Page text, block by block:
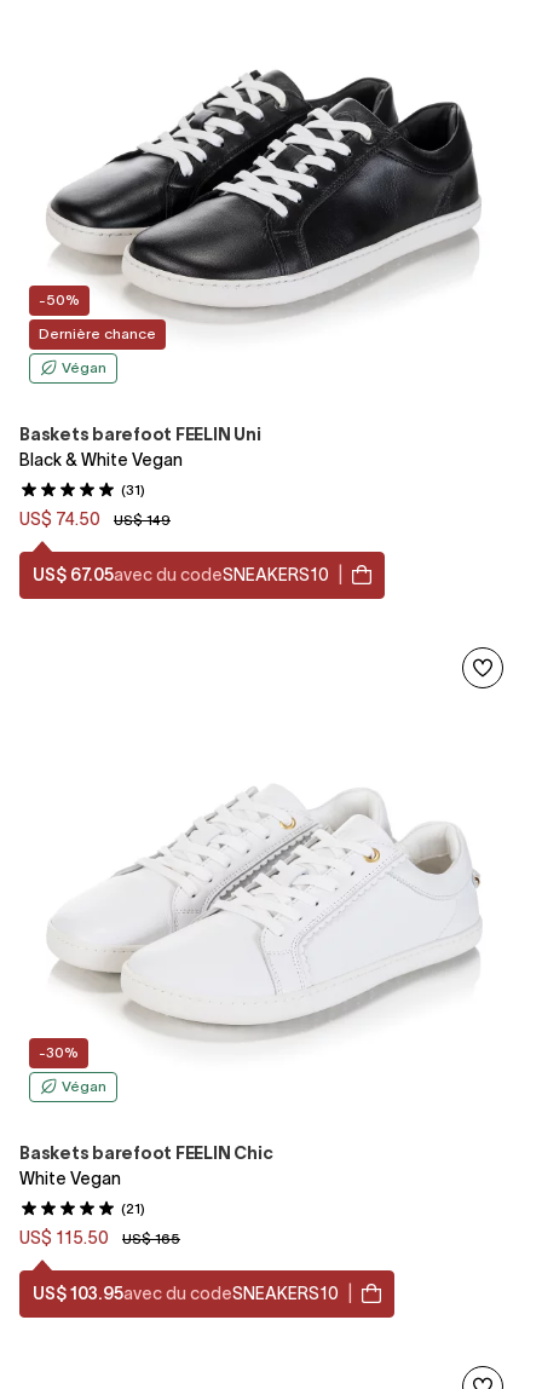
-50%
Dernière chance
Végan
Baskets barefoot FEELIN Uni
Black & White Vegan
(31)
US$ 74.50 US$ 149
US$ 67.05avec du codeSNEAKERS10
-30%
Végan
Baskets barefoot FEELIN Chic
White Vegan
(21)
US$ 115.50 US$ 165
US$ 103.95avec du codeSNEAKERS10